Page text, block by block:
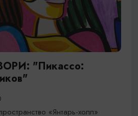
"Пикассо:
«Янтарь-холл»